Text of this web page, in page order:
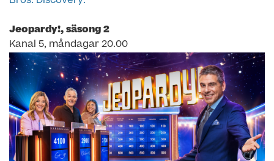
Jeopardy!, säsong 2
Kanal 5, måndagar 20.00